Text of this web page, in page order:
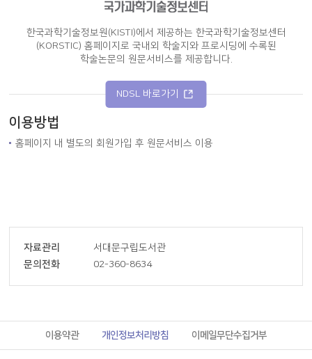
한국과학기술정보원(KISTI)에서 제공하는 한국과학기술정보센터
(KORSTIC) 홈페이지로 국내외 학술지와 프로시딩에 수록된
학술논문의 원문서비스를 제공합니다.
NDSL 바로가기
이용방법
홈페이지 내 별도의 회원가입 후 원문서비스 이용
자료관리
서대문구립도서관
문의전화
02-360-8634
이용약관 개인정보처리방침 이메일무단수집거부